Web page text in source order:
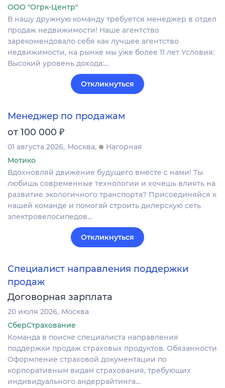
ООО "Огрк-Центр"
В нашу дружную команду требуется менеджер в отдел
продаж недвижимости! Наше агентство
зарекомендовало себя как лучшее агентство
недвижимости, на рынке мы уже более 11 лет Условия:
Высокий уровень дохода:…
Откликнуться
Менеджер по продажам
от 100 000 ₽
01 августа 2026 Москва
Нагорная
Мотико
Вдохновляй движение будущего вместе с нами! Ты
любишь современные технологии и хочешь влиять на
развитие экологичного транспорта? Присоединяйся к
нашей команде и помогай строить дилерскую сеть
электровелосипедов…
Откликнуться
Специалист направления поддержки
продаж
Договорная зарплата
20 июля 2026 Москва
СберСтрахование
Команда в поиске специалиста направления
поддержки продаж страховых продуктов. Обязанности
Оформление страховой документации по
корпоративным видам страхования, требующих
индивидуального андеррайтинга…